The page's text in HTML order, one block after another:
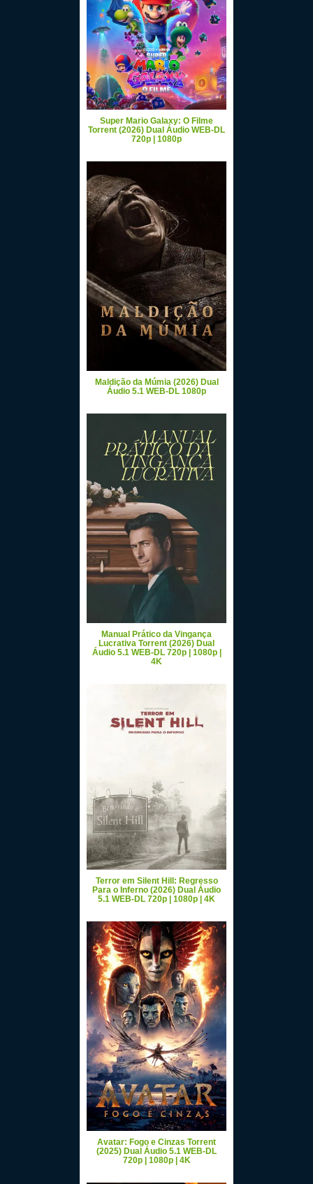
Super Mario Galaxy: O Filme
Torrent (2026) Dual Áudio WEB-DL
720p | 1080p
Maldição da Múmia (2026) Dual
Áudio 5.1 WEB-DL 1080p
Manual Prático da Vingança
Lucrativa Torrent (2026) Dual
Áudio 5.1 WEB-DL 720p | 1080p |
4K
Terror em Silent Hill: Regresso
Para o Inferno (2026) Dual Áudio
5.1 WEB-DL 720p | 1080p | 4K
Avatar: Fogo e Cinzas Torrent
(2025) Dual Áudio 5.1 WEB-DL
720p | 1080p | 4K